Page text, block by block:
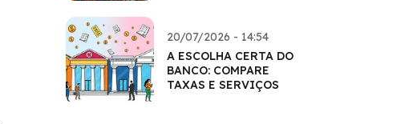
20/07/2026 - 14:54
A ESCOLHA CERTA DO
BANCO: COMPARE
TAXAS E SERVIÇOS